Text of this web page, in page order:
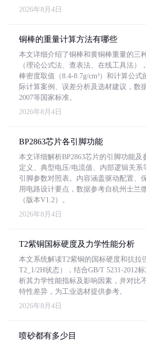
2026年8月4日
铜棒的重量计算方法有哪些
本文详细介绍了铜棒和黄铜棒重量的三
（理论公式法、查表法、在线工具法）
棒密度取值（8.4-8.7g/cm³）和计算公式
际计算案例、误差分析及选材建议，数
2007等国家标准。
2026年8月4日
BP2863芯片各引脚功能
本文详细解析BP2863芯片的引脚功能及
定义、典型电压/电流值、内部逻辑关系
引脚参数对照表。内容涵盖驱动配置、
用电路设计要点，数据参考自杭州士兰
（版本V1.2）。
2026年8月4日
T2紫铜国标硬度及力学性能分析
本文系统解读T2紫铜的国标硬度和抗拉
T2_1/2H状态），结合GB/T 5231-2012
析其力学性能指标及影响因素，并对比
特性差异，为工业选材提供参考。
2026年8月4日
喷砂都有多少目